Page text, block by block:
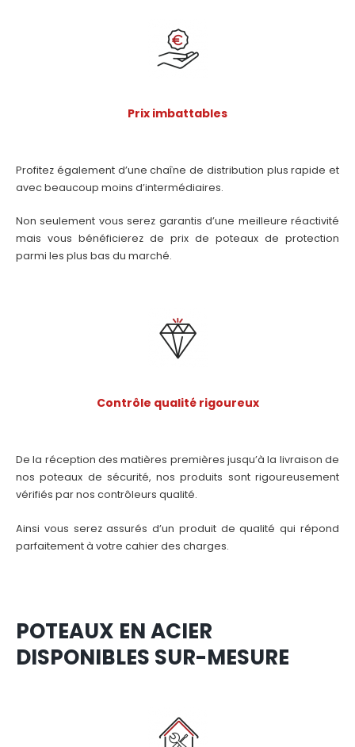
Prix imbattables
Profitez également d’une chaîne de distribution plus rapide et
avec beaucoup moins d’intermédiaires.
Non seulement vous serez garantis d’une meilleure réactivité
mais vous bénéficierez de prix de poteaux de protection
parmi les plus bas du marché.
Contrôle qualité rigoureux
De la réception des matières premières jusqu’à la livraison de
nos poteaux de sécurité, nos produits sont rigoureusement
vérifiés par nos contrôleurs qualité.
Ainsi vous serez assurés d’un produit de qualité qui répond
parfaitement à votre cahier des charges.
POTEAUX EN ACIER
DISPONIBLES SUR-MESURE